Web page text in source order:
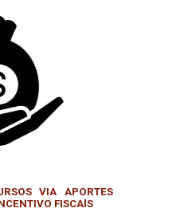
VIA APORTES
FISCAlS